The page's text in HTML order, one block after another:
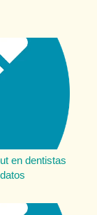
en dentistas